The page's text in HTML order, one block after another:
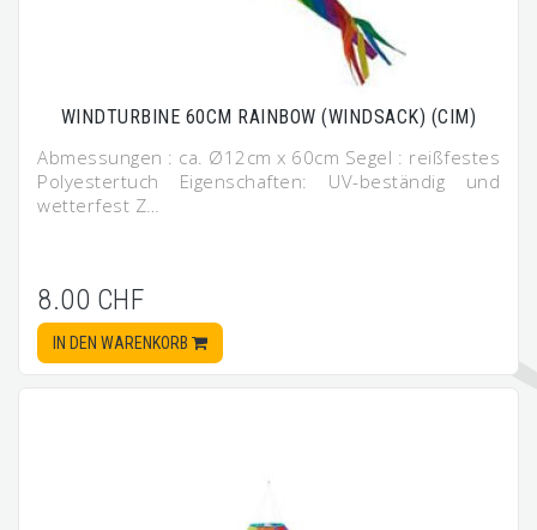
WINDTURBINE 60CM RAINBOW (WINDSACK) (CIM)
Abmessungen : ca. Ø12cm x 60cm Segel : reißfestes
Polyestertuch Eigenschaften: UV-beständig und
wetterfest Z…
8.00 CHF
IN DEN WARENKORB